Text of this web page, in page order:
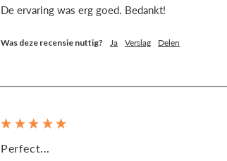
De ervaring was erg goed. Bedankt!
Was deze recensie nuttig? Ja Verslag Delen
Perfect...